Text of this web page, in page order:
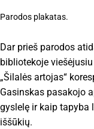
Parodos plakatas.
Dar prieš parodos
bibliotekoje
„Šilalės artojas“
Gasinskas pasakojo
gyslelę ir kaip tapyba
iššūkių.